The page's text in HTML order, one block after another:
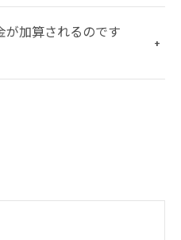
が加算されるのです